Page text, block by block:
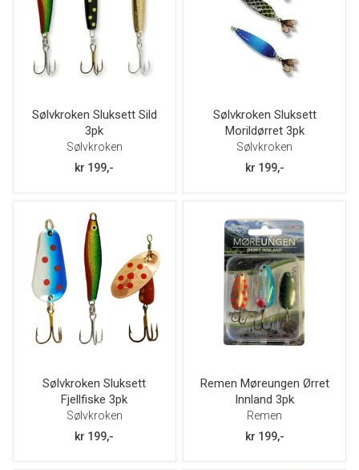
Sølvkroken Sluksett Sild
3pk
Sølvkroken
kr 199,-
Sølvkroken Sluksett
Morildørret 3pk
Sølvkroken
kr 199,-
Sølvkroken Sluksett
Fjellfiske 3pk
Sølvkroken
kr 199,-
Remen Møreungen Ørret
Innland 3pk
Remen
kr 199,-